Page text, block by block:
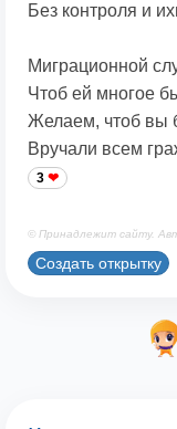
Без контроля и
Миграционной
Чтоб ей многое
Желаем, чтоб вы
Вручали всем
3
© Принадлежит сайту.
Создать открытку